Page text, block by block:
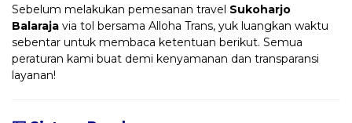
Sebelum melakukan pemesanan travel Sukoharjo
Balaraja via tol bersama Alloha Trans, yuk luangkan waktu
sebentar untuk membaca ketentuan berikut. Semua
peraturan kami buat demi kenyamanan dan transparansi
layanan!